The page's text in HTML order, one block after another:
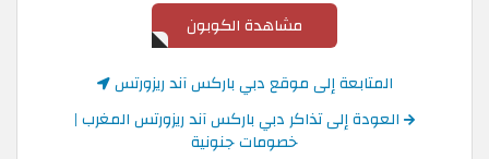
مشاهدة الكوبون
المتابعة إلى موقع دبي باركس آند ريزورتس
العودة إلى تذاكر دبي باركس آند ريزورتس المغرب |
خصومات جنونية